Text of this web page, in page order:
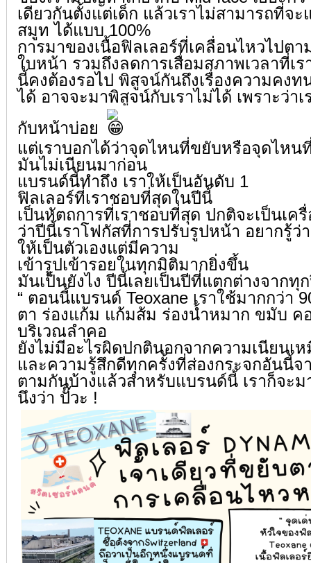
เดียวกันตั้งแต่เด็ก แล้วเราไม่สามารถที่จ
สมูท ได้แบบ 100%
การมาของเนื้อฟิลเลอร์ที่เคลื่อนไหวไปต
ใบหน้า รวมถึงลดการเสื่อมสภาพเวลาที่เ
นี้คงต้องรอไป พิสูจน์กันถึงเรื่องความคงท
ได้ อาจจะมาพิสูจน์กับเราไม่ได้ เพราะว่า
กับหน้าบ่อย
แต่เราบอกได้ว่าจุดไหนที่ขยับหรือจุดไหนที่
มันไม่เนียนมาก่อน
แบรนด์นี้ทำถึง เราให้เป็นอันดับ 1
ฟิลเลอร์ที่เราชอบที่สุดในปีนี้
เป็นหัตถการที่เราชอบที่สุด ปกติจะเป็นเค
ว่าปีนี้เราโฟกัสที่การปรับรูปหน้า อยากรู้ว่
ให้เป็นตัวเองแต่มีความ
เข้ารูปเข้ารอยในทุกมิติมากยิ่งขึ้น
มันเป็นยังไง ปีนี้เลยเป็นปีที่แตกต่างจากทุ
“ ตอนนี้แบรนด์ Teoxane เราใช้มากกว่า
ตา ร่องแก้ม แก้มส้ม ร่องน้ำหมาก ขมับ ค
บริเวณลำคอ
ยังไม่มีอะไรผิดปกตินอกจากความเนียนเห
และความรู้สึกดีทุกครั้งที่ส่องกระจกอันนี้จ
ตามกันบ้างแล้วสำหรับแบรนด์นี้ เราก็จะ
นึงว่า ปั๊วะ !